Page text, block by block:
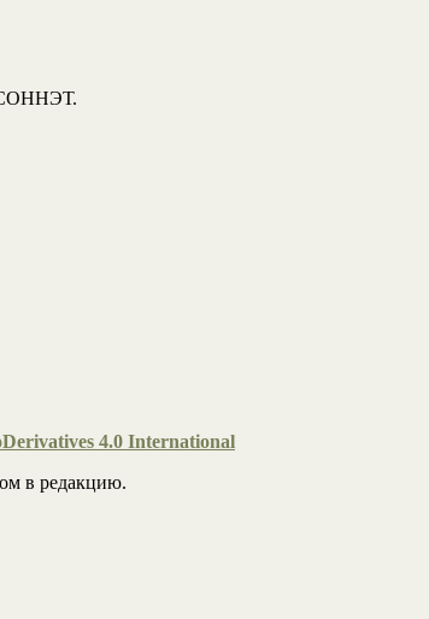
СОННЭТ.
4.0 International
в редакцию.